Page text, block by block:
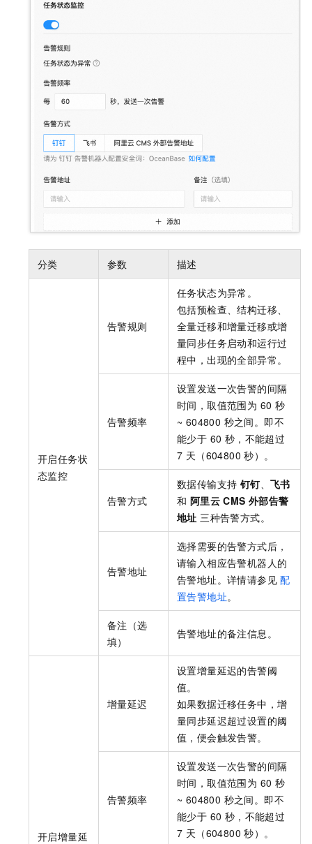
分类 参数 描述
开启任务状
态监控
告警规则
任务状态为异常。
包括预检查、结构迁移、
全量迁移和增量迁移或增
量同步任务启动和运行过
程中，出现的全部异常。
告警频率
设置发送一次告警的间隔
时间，取值范围为 60 秒
~ 604800 秒之间。即不
能少于 60 秒，不能超过
7 天（604800 秒）。
告警方式
数据传输支持 钉钉、飞书
和 阿里云 CMS 外部告警
地址 三种告警方式。
告警地址
选择需要的告警方式后，
请输入相应告警机器人的
告警地址。详情请参见配
置告警地址。
备注（选
填）
告警地址的备注信息。
开启增量延
增量延迟
设置增量延迟的告警阈
值。
如果数据迁移任务中，增
量同步延迟超过设置的阈
值，便会触发告警。
告警频率
设置发送一次告警的间隔
时间，取值范围为 60 秒
~ 604800 秒之间。即不
能少于 60 秒，不能超过
7 天（604800 秒）。